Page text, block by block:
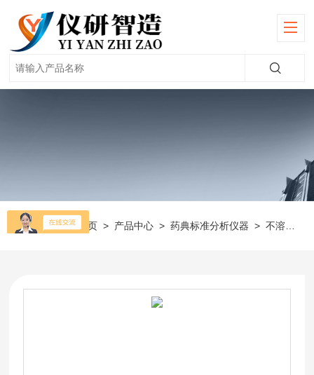
当前位置： 首页 > 产品中心 >药典标准分析仪器 >不溶性微粒检测仪